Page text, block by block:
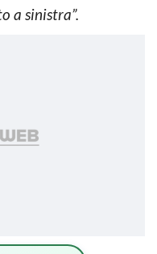
a sinistra”.